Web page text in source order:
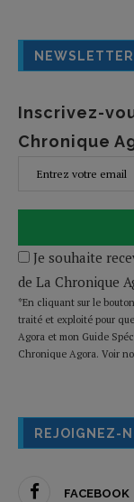
Inscrivez-
Chronique
Je souhaite
de La Chronique
*En cliquant sur le
traité et exploité pour
Agora et mon Guide
Chronique Agora. Voir
REJOIGNEZ-
FACEBOOK